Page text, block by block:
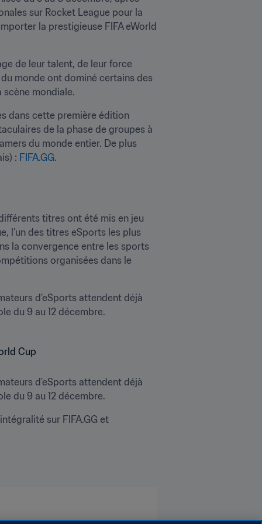
sur Rocket League pour la
la prestigieuse FIFA eWorld
de leur talent, de leur force
monde ont dominé certains des
mondiale.
dans cette première édition
de la phase de groupes à
du monde entier. De plus
: FIFA.GG.
titres ont été mis en jeu
l’un des titres eSports les plus
la convergence entre les sports
organisées dans le
d’eSports attendent déjà
du 9 au 12 décembre.
d’eSports attendent déjà
du 9 au 12 décembre.
sur FIFA.GG et